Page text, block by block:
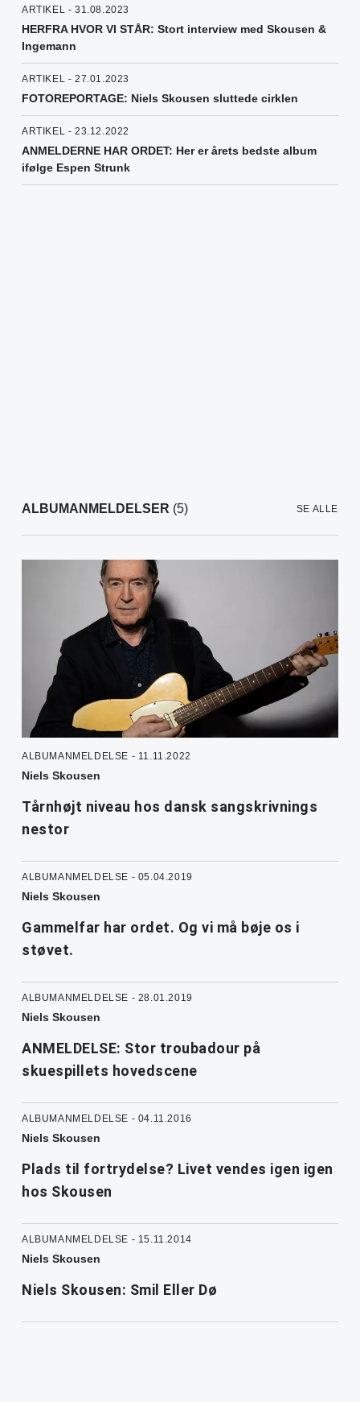
ARTIKEL - 31.08.2023
HERFRA HVOR VI STÅR: Stort interview med Skousen &
Ingemann
ARTIKEL - 27.01.2023
FOTOREPORTAGE: Niels Skousen sluttede cirklen
ARTIKEL - 23.12.2022
ANMELDERNE HAR ORDET: Her er årets bedste album
ifølge Espen Strunk
ALBUMANMELDELSER (5) SE ALLE
ALBUMANMELDELSE - 11.11.2022
Niels Skousen
Tårnhøjt niveau hos dansk sangskrivnings
nestor
ALBUMANMELDELSE - 05.04.2019
Niels Skousen
Gammelfar har ordet. Og vi må bøje os i
støvet.
ALBUMANMELDELSE - 28.01.2019
Niels Skousen
ANMELDELSE: Stor troubadour på
skuespillets hovedscene
ALBUMANMELDELSE - 04.11.2016
Niels Skousen
Plads til fortrydelse? Livet vendes igen igen
hos Skousen
ALBUMANMELDELSE - 15.11.2014
Niels Skousen
Niels Skousen: Smil Eller Dø